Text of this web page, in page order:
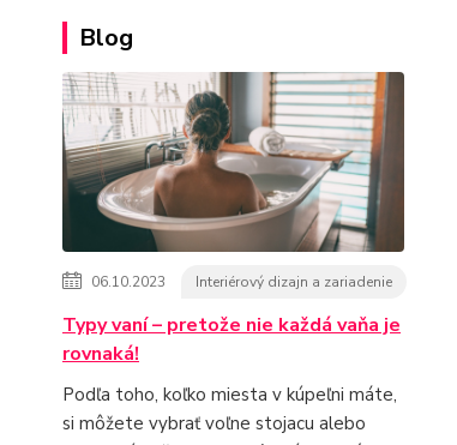
Blog
06.10.2023 Interiérový dizajn a zariadenie
Typy vaní – pretože nie každá vaňa je
rovnaká!
Podľa toho, koľko miesta v kúpeľni máte,
si môžete vybrať voľne stojacu alebo